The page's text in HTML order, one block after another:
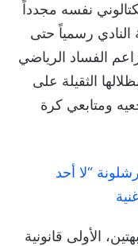
نفسه مجدداً
رسمياً حتى
الفساد الرياضي
الثقيلة على
ومتابعي كرة
“لا أحد
الأولى قانونية